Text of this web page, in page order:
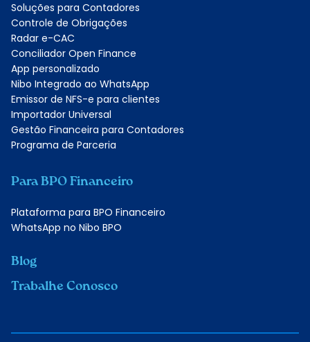
Soluções para Contadores
Controle de Obrigações
Radar e-CAC
Conciliador Open Finance
App personalizado
Nibo Integrado ao WhatsApp
Emissor de NFS-e para clientes
Importador Universal
Gestão Financeira para Contadores
Programa de Parceria
Para BPO Financeiro
Plataforma para BPO Financeiro
WhatsApp no Nibo BPO
Blog
Trabalhe Conosco